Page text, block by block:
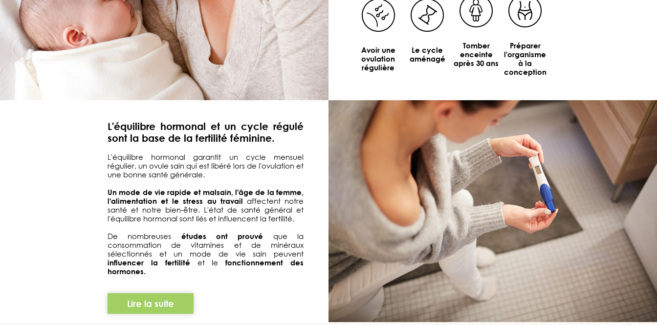
Avoir une
ovulation
régulière
Le cycle
aménagé
Tomber
enceinte
après 30 ans
Préparer
l'organisme
à la
conception
L'équilibre hormonal et un cycle régulé
sont la base de la fertilité féminine.
L'équilibre hormonal garantit un cycle mensuel
régulier, un ovule sain qui est libéré lors de l'ovulation et
une bonne santé générale.
Un mode de vie rapide et malsain, l'âge de la femme,
l'alimentation et le stress au travail affectent notre
santé et notre bien-être. L'état de santé général et
l'équilibre hormonal sont liés et influencent la fertilité.
De nombreuses études ont prouvé que la
consommation de vitamines et de minéraux
sélectionnés et un mode de vie sain peuvent
influencer la fertilité et lefonctionnement des
hormones.
Lire la suite